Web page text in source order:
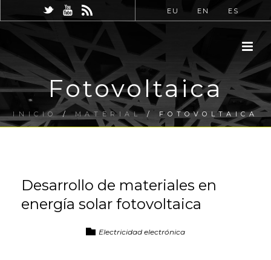
EU EN ES
Fotovoltaica
INICIO/MATERIAL/ FOTOVOLTAICA
Desarrollo de materiales en
energía solar fotovoltaica
Electricidad electrónica